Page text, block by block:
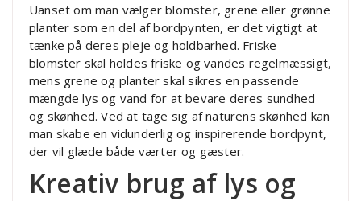
Uanset om man vælger blomster, grene eller grønne
planter som en del af bordpynten, er det vigtigt at
tænke på deres pleje og holdbarhed. Friske
blomster skal holdes friske og vandes regelmæssigt,
mens grene og planter skal sikres en passende
mængde lys og vand for at bevare deres sundhed
og skønhed. Ved at tage sig af naturens skønhed kan
man skabe en vidunderlig og inspirerende bordpynt,
der vil glæde både værter og gæster.
Kreativ brug af lys og